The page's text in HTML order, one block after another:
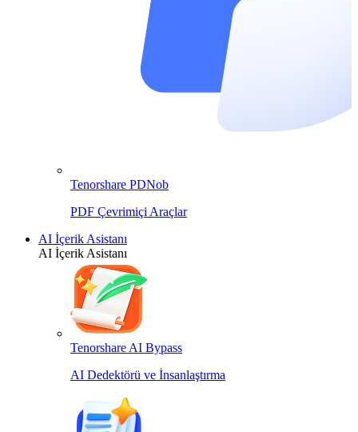
Tenorshare PDNob
PDF Çevrimiçi Araçlar
AI İçerik Asistanı
AI İçerik Asistanı
Tenorshare AI Bypass
AI Dedektörü ve İnsanlaştırma